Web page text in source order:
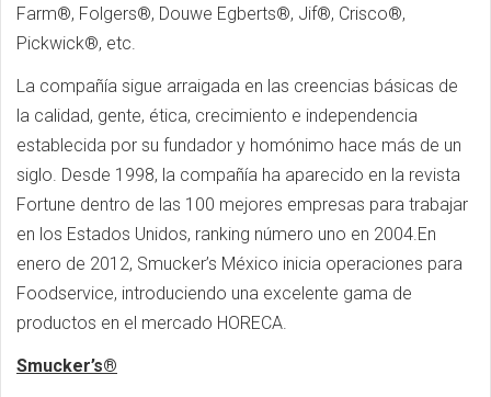
Farm®, Folgers®, Douwe Egberts®, Jif®, Crisco®,
Pickwick®, etc.
La compañía sigue arraigada en las creencias básicas de
la calidad, gente, ética, crecimiento e independencia
establecida por su fundador y homónimo hace más de un
siglo. Desde 1998, la compañía ha aparecido en la revista
Fortune dentro de las 100 mejores empresas para trabajar
en los Estados Unidos, ranking número uno en 2004.En
enero de 2012, Smucker’s México inicia operaciones para
Foodservice, introduciendo una excelente gama de
productos en el mercado HORECA.
Smucker’s®